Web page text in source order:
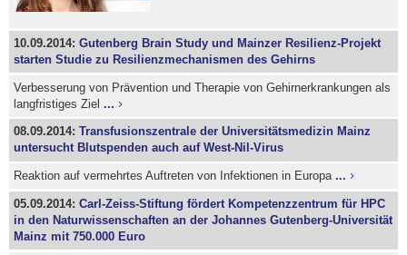
10.09.2014:Gutenberg Brain Study und Mainzer Resilienz-Projekt
starten Studie zu Resilienzmechanismen des Gehirns
Verbesserung von Prävention und Therapie von Gehirnerkrankungen als
langfristiges Ziel...
08.09.2014:Transfusionszentrale der Universitätsmedizin Mainz
untersucht Blutspenden auch auf West-Nil-Virus
Reaktion auf vermehrtes Auftreten von Infektionen in Europa...
05.09.2014:Carl-Zeiss-Stiftung fördert Kompetenzzentrum für HPC
in den Naturwissenschaften an der Johannes Gutenberg-Universität
Mainz mit 750.000 Euro